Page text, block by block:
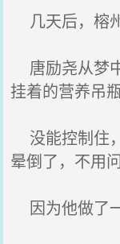
几天后，榕
唐励尧从梦
挂着的营养吊瓶
没能控制住
晕倒了，不用
因为他做了